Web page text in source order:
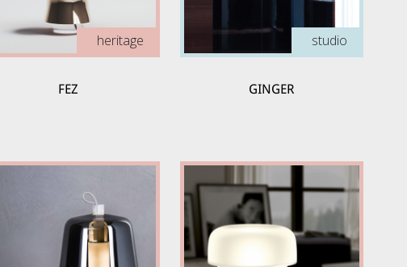
heritage
FEZ
studio
GINGER